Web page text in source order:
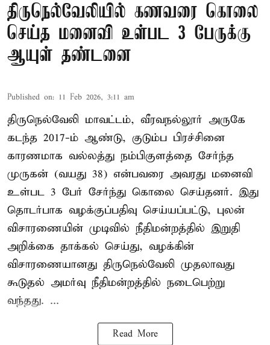
திருநெல்வேலியில் கணவரை கொலை
செய்த மனைவி உள்பட 3 பேருக்கு
ஆயுள் தண்டனை
Published on: 11 Feb 2026, 3:11 am
திருநெல்வேலி மாவட்டம், வீரவநல்லூர் அருகே
கடந்த 2017-ம் ஆண்டு, குடும்ப பிரச்சினை
காரணமாக வல்லத்து நம்பிகுளத்தை சேர்ந்த
முருகன் (வயது 38) என்பவரை அவரது மனைவி
உள்பட 3 பேர் சேர்ந்து கொலை செய்தனர். இது
தொடர்பாக வழக்குப்பதிவு செய்யப்பட்டு, புலன்
விசாரணையின் முடிவில் நீதிமன்றத்தில் இறுதி
அறிக்கை தாக்கல் செய்து, வழக்கின்
விசாரணையானது திருநெல்வேலி முதலாவது
கூடுதல் அமர்வு நீதிமன்றத்தில் நடைபெற்று
வந்தது. ...
Read More